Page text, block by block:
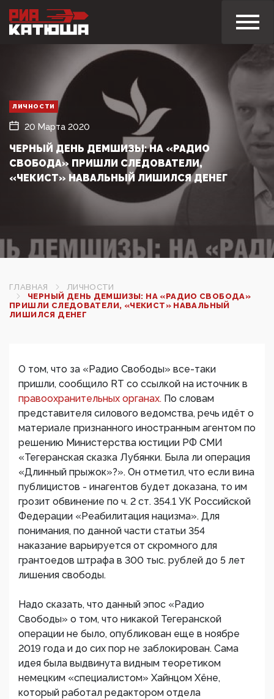
ЛИЧНОСТИ
20 Марта 2020
ЧЕРНЫЙ ДЕНЬ ДЕМШИЗЫ: НА «РАДИО
СВОБОДА» ПРИШЛИ СЛЕДОВАТЕЛИ,
«ЧЕКИСТ» НАВАЛЬНЫЙ ЛИШИЛСЯ ДЕНЕГ
ГЛАВНАЯ
ЛИЧНОСТИ
ЧЕРНЫЙ ДЕНЬ ДЕМШИЗЫ: НА «РАДИО СВОБОДА»
ПРИШЛИ СЛЕДОВАТЕЛИ, «ЧЕКИСТ» НАВАЛЬНЫЙ
ЛИШИЛСЯ ДЕНЕГ
О том, что за «Радио Свободы» все-таки
пришли, сообщило RT со ссылкой на источник в
правоохранительных органах. По словам
представителя силового ведомства, речь идёт о
материале признанного иностранным агентом по
решению Министерства юстиции РФ СМИ
«Тегеранская сказка Лубянки. Была ли операция
«Длинный прыжок»?». Он отметил, что если вина
публицистов - инагентов будет доказана, то им
грозит обвинение по ч. 2 ст. 354.1 УК Российской
Федерации «Реабилитация нацизма». Для
понимания, по данной части статьи 354
наказание варьируется от скромного для
грантоедов штрафа в 300 тыс. рублей до 5 лет
лишения свободы.
Надо сказать, что данный эпос «Радио
Свободы» о том, что никакой Тегеранской
операции не было, опубликован еще в ноябре
2019 года и до сих пор не заблокирован. Сама
идея была выдвинута видным теоретиком
немецким «специалистом» Хайнцом Хёне,
который работал редактором отдела